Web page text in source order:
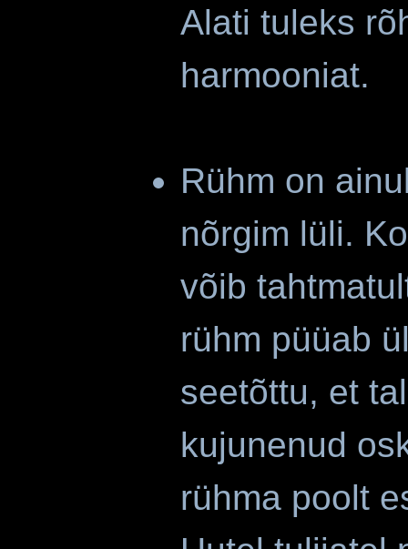
Alati tuleks
Rühm on
nõrgim lüli.
võib
rühm püüab
seetõttu, et
kujunenud
rühma poolt